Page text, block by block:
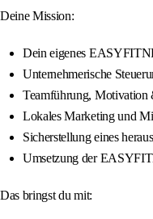
Deine Mission:
Dein eigenes
Unternehmerische
Teamführung, Motivation
Lokales Marketing und
Sicherstellung eines
Umsetzung der
Das bringst du mit: